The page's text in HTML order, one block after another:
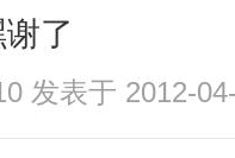
了
发表于 2012-